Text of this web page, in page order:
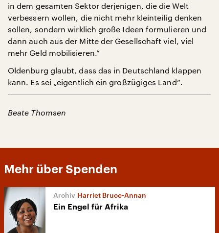
in dem gesamten Sektor derjenigen, die die Welt
verbessern wollen, die nicht mehr kleinteilig denken
sollen, sondern wirklich große Ideen formulieren und
dann auch aus der Mitte der Gesellschaft viel, viel
mehr Geld mobilisieren.“
Oldenburg glaubt, dass das in Deutschland klappen
kann. Es sei „eigentlich ein großzügiges Land“.
Beate Thomsen
Mehr über Spenden
Harriet Bruce-Annan
Ein Engel für Afrika